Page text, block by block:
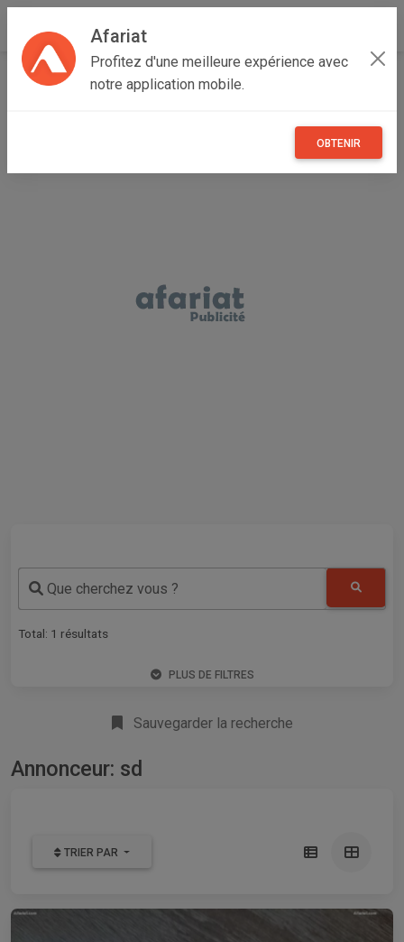
Afariat
Profitez d'une meilleure expérience avec
notre application mobile.
OBTENIR
Accueil Annonceur sd
Que cherchez vous ?
Total: 1 résultats
PLUS DE FILTRES
Sauvegarder la recherche
Annonceur: sd
TRIER PAR